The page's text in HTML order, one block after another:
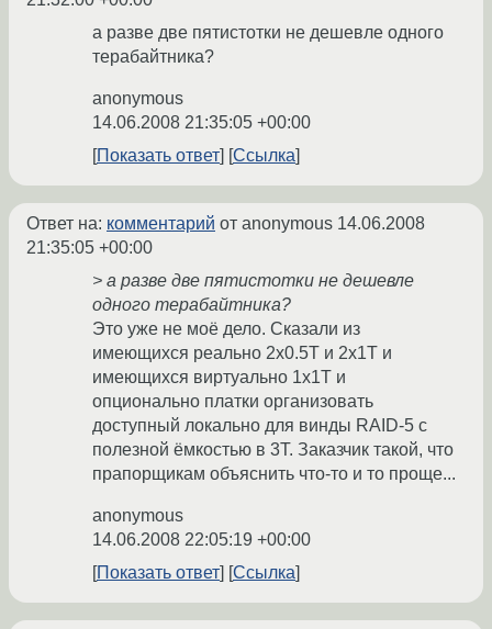
а разве две пятистотки не дешевле одного
терабайтника?
anonymous
14.06.2008 21:35:05 +00:00
Показать ответ
Ссылка
Ответ на: комментарий от anonymous 14.06.2008
21:35:05 +00:00
> а разве две пятистотки не дешевле
одного терабайтника?
Это уже не моё дело. Сказали из
имеющихся реально 2x0.5Т и 2x1Т и
имеющихся виртуально 1x1Т и
опционально платки организовать
доступный локально для винды RAID-5 с
полезной ёмкостью в 3Т. Заказчик такой, что
прапорщикам объяснить что-то и то проще...
anonymous
14.06.2008 22:05:19 +00:00
Показать ответ
Ссылка